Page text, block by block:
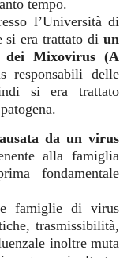
tempo.
l’Università di
si era trattato di un
dei Mixovirus (A
responsabili delle
si era trattato
da un virus
alla famiglia
fondamentale
famiglie di virus
trasmissibilità,
inoltre muta